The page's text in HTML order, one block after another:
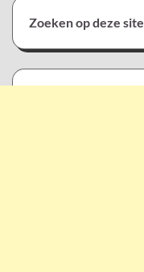
Zoeken op deze site